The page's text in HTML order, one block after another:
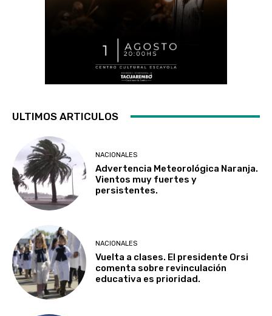
ULTIMOS ARTICULOS
NACIONALES
Advertencia Meteorológica Naranja.
Vientos muy fuertes y
persistentes.
NACIONALES
Vuelta a clases. El presidente Orsi
comenta sobre revinculación
educativa es prioridad.